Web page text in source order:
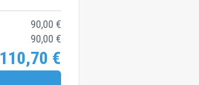
90,00 €
90,00 €
110,70 €